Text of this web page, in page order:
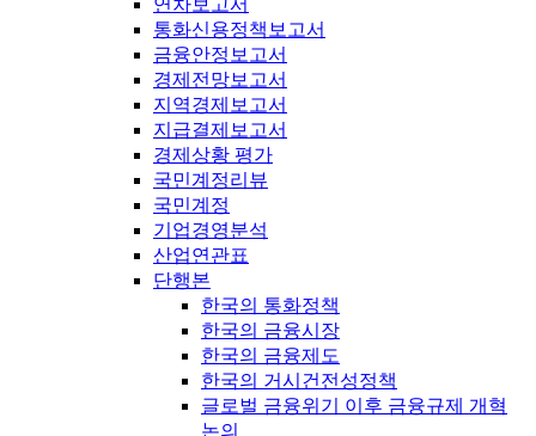
연차보고서
통화신용정책보고서
금융안정보고서
경제전망보고서
지역경제보고서
지급결제보고서
경제상황 평가
국민계정리뷰
국민계정
기업경영분석
산업연관표
단행본
한국의 통화정책
한국의 금융시장
한국의 금융제도
한국의 거시건전성정책
글로벌 금융위기 이후 금융규제 개혁
논의